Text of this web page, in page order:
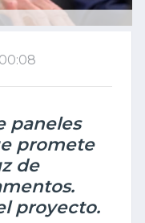
paneles
promete
de
proyecto.